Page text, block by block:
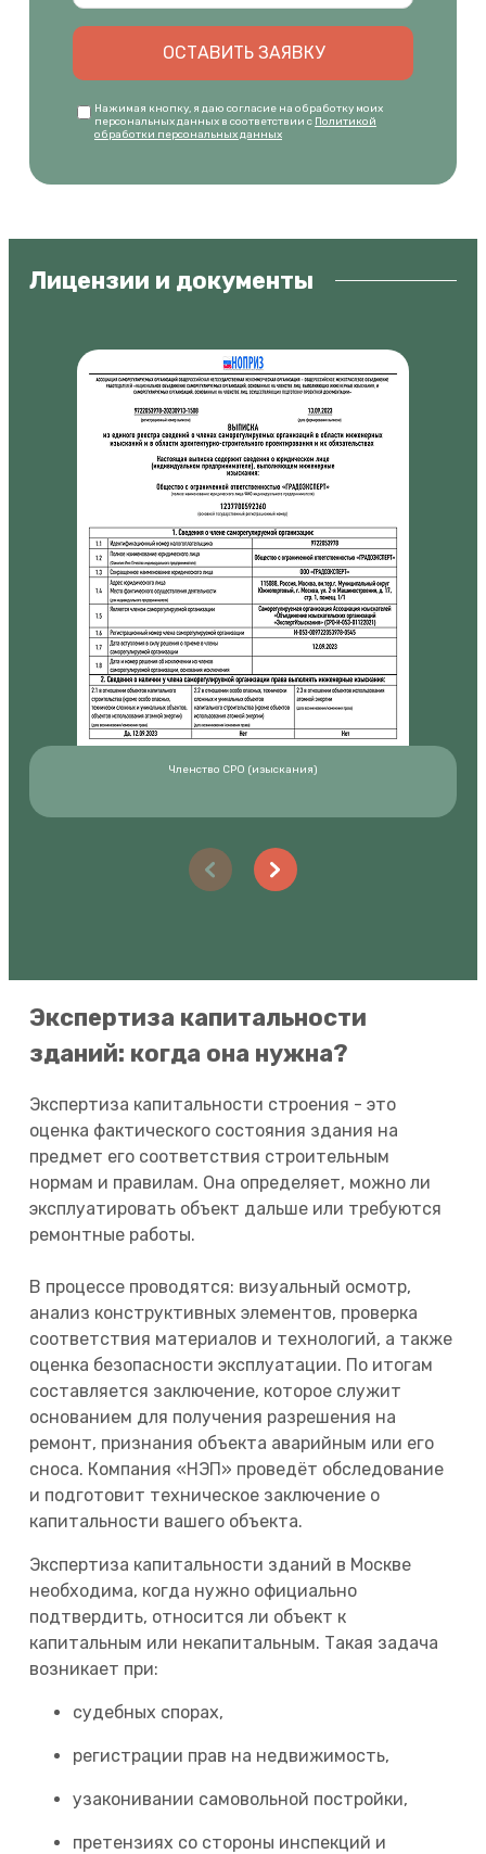
ОСТАВИТЬ ЗАЯВКУ
Нажимая кнопку, я даю согласие на обработку моих
персональных данных в соответствии с Политикой
обработки персональных данных
Лицензии и документы
Членство СРО (изыскания)
Экспертиза капитальности
зданий: когда она нужна?
Экспертиза капитальности строения - это
оценка фактического состояния здания на
предмет его соответствия строительным
нормам и правилам. Она определяет, можно ли
эксплуатировать объект дальше или требуются
ремонтные работы.
В процессе проводятся: визуальный осмотр,
анализ конструктивных элементов, проверка
соответствия материалов и технологий, а также
оценка безопасности эксплуатации. По итогам
составляется заключение, которое служит
основанием для получения разрешения на
ремонт, признания объекта аварийным или его
сноса. Компания «НЭП» проведёт обследование
и подготовит техническое заключение о
капитальности вашего объекта.
Экспертиза капитальности зданий в Москве
необходима, когда нужно официально
подтвердить, относится ли объект к
капитальным или некапитальным. Такая задача
возникает при:
судебных спорах,
регистрации прав на недвижимость,
узаконивании самовольной постройки,
претензиях со стороны инспекций и